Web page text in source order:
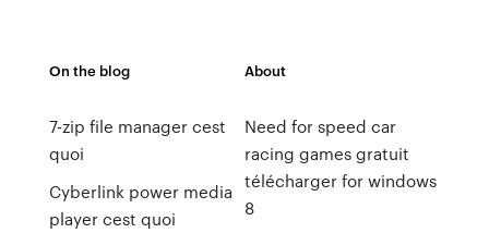
On the blog
7-zip file manager cest
quoi
Cyberlink power media
player cest quoi
About
Need for speed car
racing games gratuit
télécharger for windows
8